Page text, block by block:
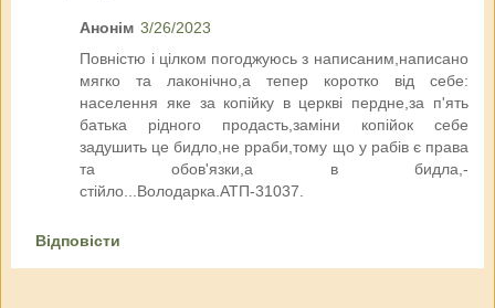
Анонім 3/26/2023
Повністю і цілком погоджуюсь з написаним,написано
мягко та лаконічно,а тепер коротко від себе:
населення яке за копійку в церкві пердне,за п'ять
батька рідного продасть,заміни копійок себе
задушить це бидло,не рраби,тому що у рабів є права
та обов'язки,а в бидла,-
стійло...Володарка.АТП-31037.
Відповісти